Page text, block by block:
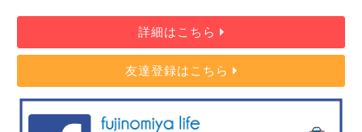
詳細はこちら
友達登録はこちら